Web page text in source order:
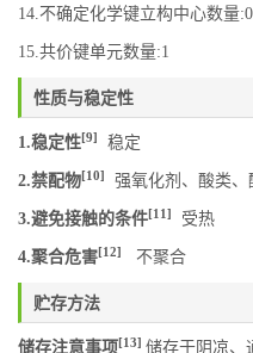
14.不确定化学键立构中心数量:0
15.共价键单元数量:1
性质与稳定性
1.稳定性[9] 稳定
2.禁配物[10] 强氧化剂、酸类、
3.避免接触的条件[11] 受热
4.聚合危害[12] 不聚合
贮存方法
储存注意事项 [13] 储存于阴凉、